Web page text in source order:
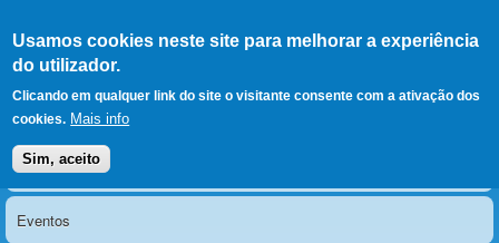
Usamos cookies neste site para melhorar a experiência
do utilizador.
Clicando em qualquer link do site o visitante consente com a ativação dos
cookies. Mais info
Sim, aceito
LERPARAVER , ir para a
página principal
O portal da visão diferente
Menu principal
Notícias
Eventos